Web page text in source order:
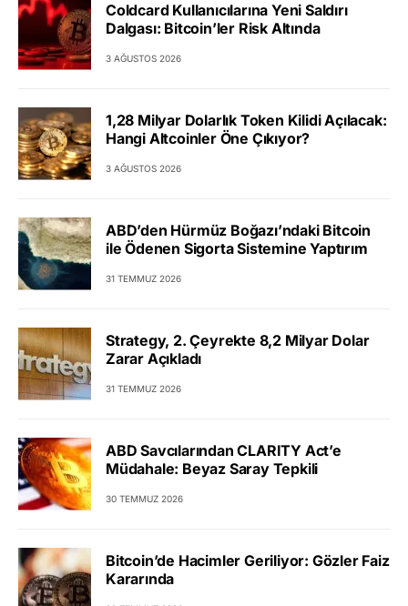
Coldcard Kullanıcılarına Yeni Saldırı
Dalgası: Bitcoin’ler Risk Altında
3 AĞUSTOS 2026
1,28 Milyar Dolarlık Token Kilidi Açılacak:
Hangi Altcoinler Öne Çıkıyor?
3 AĞUSTOS 2026
ABD’den Hürmüz Boğazı’ndaki Bitcoin
ile Ödenen Sigorta Sistemine Yaptırım
31 TEMMUZ 2026
Strategy, 2. Çeyrekte 8,2 Milyar Dolar
Zarar Açıkladı
31 TEMMUZ 2026
ABD Savcılarından CLARITY Act’e
Müdahale: Beyaz Saray Tepkili
30 TEMMUZ 2026
Bitcoin’de Hacimler Geriliyor: Gözler Faiz
Kararında